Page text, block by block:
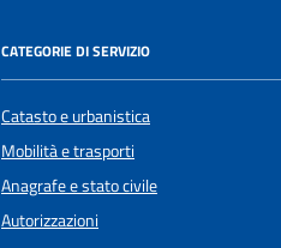
CATEGORIE DI SERVIZIO
Catasto e urbanistica
Mobilità e trasporti
Anagrafe e stato civile
Autorizzazioni